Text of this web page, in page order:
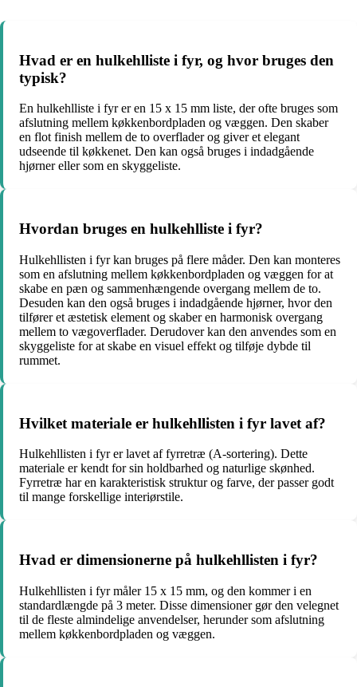
Hvad er en hulkehlliste i fyr, og hvor bruges den
typisk?
En hulkehlliste i fyr er en 15 x 15 mm liste, der ofte bruges som
afslutning mellem køkkenbordpladen og væggen. Den skaber
en flot finish mellem de to overflader og giver et elegant
udseende til køkkenet. Den kan også bruges i indadgående
hjørner eller som en skyggeliste.
Hvordan bruges en hulkehlliste i fyr?
Hulkehllisten i fyr kan bruges på flere måder. Den kan monteres
som en afslutning mellem køkkenbordpladen og væggen for at
skabe en pæn og sammenhængende overgang mellem de to.
Desuden kan den også bruges i indadgående hjørner, hvor den
tilfører et æstetisk element og skaber en harmonisk overgang
mellem to vægoverflader. Derudover kan den anvendes som en
skyggeliste for at skabe en visuel effekt og tilføje dybde til
rummet.
Hvilket materiale er hulkehllisten i fyr lavet af?
Hulkehllisten i fyr er lavet af fyrretræ (A-sortering). Dette
materiale er kendt for sin holdbarhed og naturlige skønhed.
Fyrretræ har en karakteristisk struktur og farve, der passer godt
til mange forskellige interiørstile.
Hvad er dimensionerne på hulkehllisten i fyr?
Hulkehllisten i fyr måler 15 x 15 mm, og den kommer i en
standardlængde på 3 meter. Disse dimensioner gør den velegnet
til de fleste almindelige anvendelser, herunder som afslutning
mellem køkkenbordpladen og væggen.